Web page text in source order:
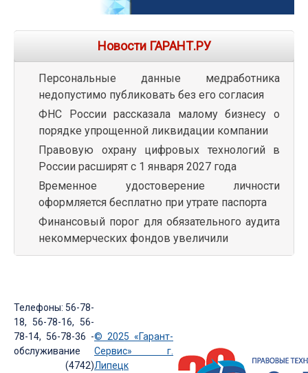
Новости ГАРАНТ.РУ
Персональные данные медработника
недопустимо публиковать без его согласия
ФНС России рассказала малому бизнесу о
порядке упрощенной ликвидации компании
Правовую охрану цифровых технологий в
России расширят с 1 января 2027 года
Временное удостоверение личности
оформляется бесплатно при утрате паспорта
Финансовый порог для обязательного аудита
некоммерческих фондов увеличили
Телефоны: 56-78-
18, 56-78-16, 56-
78-14, 56-78-36 -
обслуживание
(4742)
© 2025 «Гарант-
Сервис» г.
Липецк